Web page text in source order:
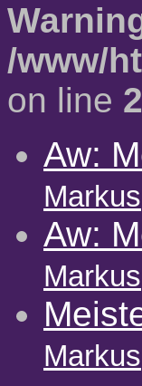
/www/
on line
Aw:
Markus
Aw:
Markus
Markus